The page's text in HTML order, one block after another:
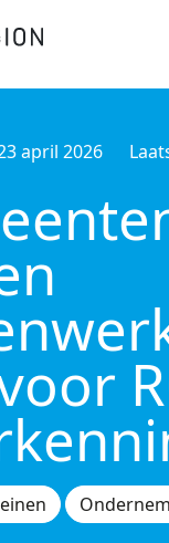
april 2026